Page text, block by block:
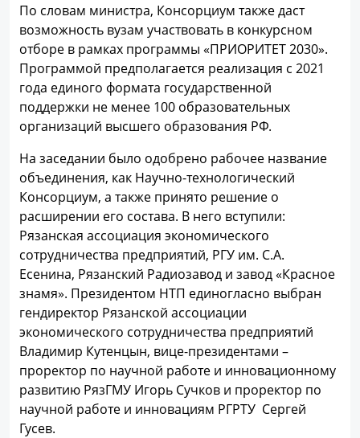
По словам министра, Консорциум также даст
возможность вузам участвовать в конкурсном
отборе в рамках программы «ПРИОРИТЕТ 2030».
Программой предполагается реализация с 2021
года единого формата государственной
поддержки не менее 100 образовательных
организаций высшего образования РФ.
На заседании было одобрено рабочее название
объединения, как Научно-технологический
Консорциум, а также принято решение о
расширении его состава. В него вступили:
Рязанская ассоциация экономического
сотрудничества предприятий, РГУ им. С.А.
Есенина, Рязанский Радиозавод и завод «Красное
знамя». Президентом НТП единогласно выбран
гендиректор Рязанской ассоциации
экономического сотрудничества предприятий
Владимир Кутенцын, вице-президентами –
проректор по научной работе и инновационному
развитию РязГМУ Игорь Сучков и проректор по
научной работе и инновациям РГРТУ Сергей
Гусев.